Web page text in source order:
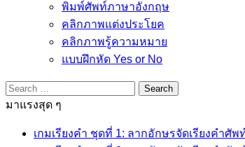
พิมพ์ศัพท์ภาษาอังกฤษ
คลิกภาพแต่งประโยค
คลิกภาพรู้ความหมาย
แบบฝึกหัด Yes or No
Search
for:
มาแรงสุด ๆ
เกมเรียงคำ ชุดที่ 1: ลากอักษรจัดเรียงคำศั